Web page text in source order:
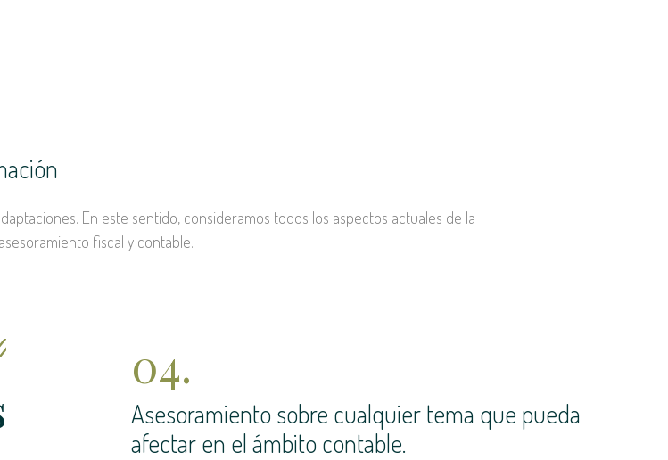
En este sentido, consideramos todos los aspectos actuales de la
fiscal y contable.
04.
Asesoramiento sobre cualquier tema que pueda
afectar en el ámbito contable.